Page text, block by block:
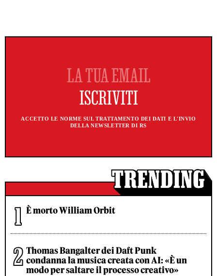
ACCETTO LE NORME SUL TRATTAMENTO DEI DATI E L'INVIO
DELLA NEWSLETTER DI RS
È morto William Orbit
Thomas Bangalter dei Daft Punk
condanna la musica creata con AI: «È un
modo per saltare il processo creativo»